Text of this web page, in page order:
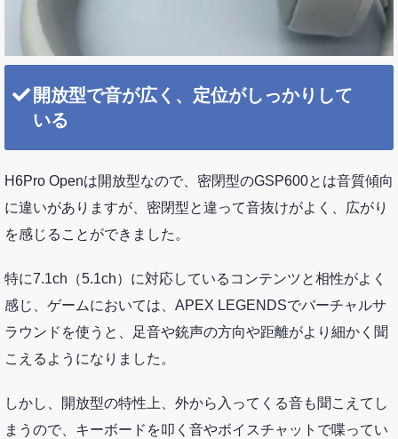
開放型で音が広く、定位がしっかりして
いる
H6Pro Openは開放型なので、密閉型のGSP600とは音質傾向
に違いがありますが、密閉型と違って音抜けがよく、広がり
を感じることができました。
特に7.1ch（5.1ch）に対応しているコンテンツと相性がよく
感じ、ゲームにおいては、APEX LEGENDSでバーチャルサ
ラウンドを使うと、足音や銃声の方向や距離がより細かく聞
こえるようになりました。
しかし、開放型の特性上、外から入ってくる音も聞こえてし
まうので、キーボードを叩く音やボイスチャットで喋ってい